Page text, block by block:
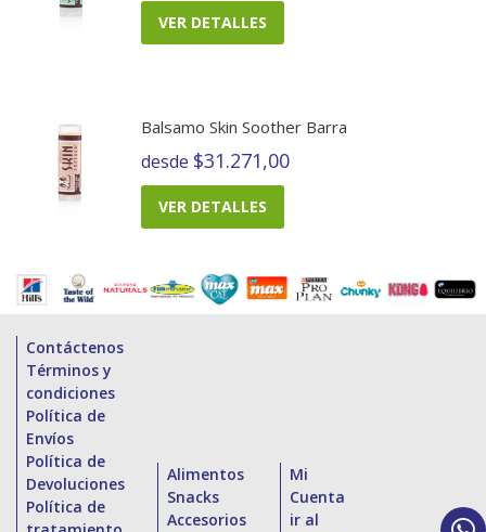
VER DETALLES
Balsamo Skin Soother Barra
desde $31.271,00
VER DETALLES
Contáctenos
Términos y
condiciones
Política de
Envíos
Política de
Devoluciones
Política de
Alimentos
Snacks
Accesorios
Mi
Cuenta
ir al